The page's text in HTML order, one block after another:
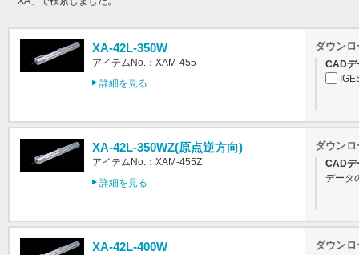
XA-42L-350W
アイテムNo.：XAM-455
詳細を見る
ダウンロ
CADデ
XA-42L-350WZ(原点逆方向)
アイテムNo.：XAM-455Z
詳細を見る
ダウンロ
CADデ
データ
XA-42L-400W ダウンロ